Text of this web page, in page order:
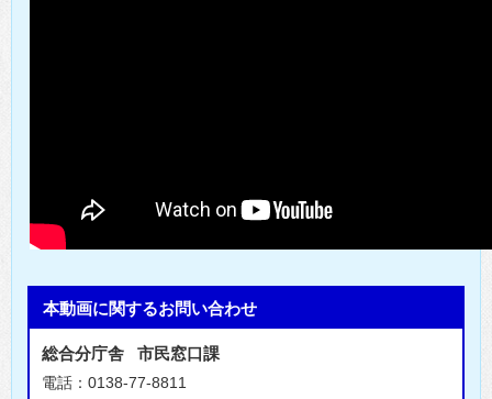
本動画に関するお問い合わせ
総合分庁舎 市民窓口課
電話：0138-77-8811